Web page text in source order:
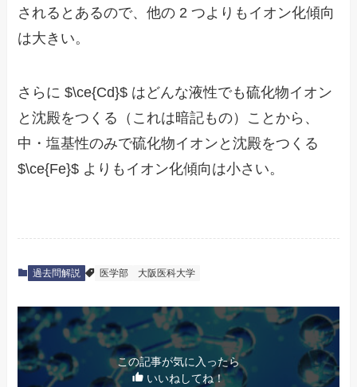
されるとあるので、他の 2 つよりもイオン化傾向
は大きい。
さらに $\ce{Cd}$ はどんな液性でも硫化物イオン
と沈殿をつくる（これは暗記もの）ことから、
中・塩基性のみで硫化物イオンと沈殿をつくる
$\ce{Fe}$ よりもイオン化傾向は小さい。
過去問解説 医学部 大阪医科大学
この記事が気に入ったら
いいねしてね！